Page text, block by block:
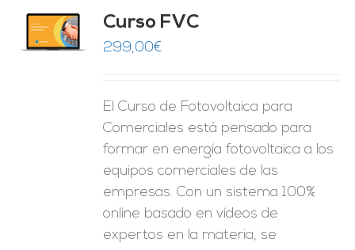
Curso FVC
299,00€
El Curso de Fotovoltaica para
Comerciales está pensado para
formar en energía fotovoltaica a los
equipos comerciales de las
empresas. Con un sistema 100%
online basado en vídeos de
expertos en la materia, se